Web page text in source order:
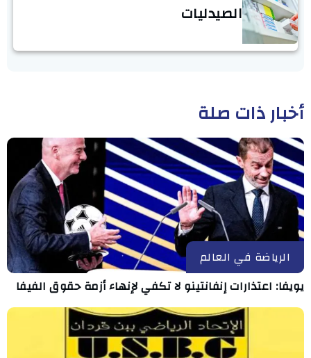
الصيدليات
أخبار ذات صلة
الرياضة في العالم
يويفا: اعتذارات إنفانتينو لا تكفي لإنهاء أزمة حقوق الفيفا